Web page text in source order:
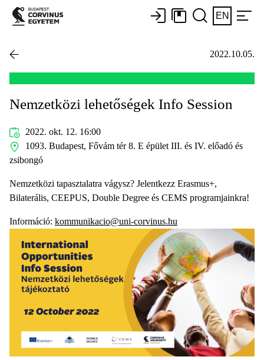
EN
2022.10.05.
Nemzetközi lehetőségek Info Session
2022. okt. 12. 16:00
1093. Budapest, Fővám tér 8. E épület III. és IV. előadó és
zsibongó
Nemzetközi tapasztalatra vágysz? Jelentkezz Erasmus+,
Bilaterális, CEEPUS, Double Degree és CEMS programjainkra!
Információ: kommunikacio@uni-corvinus.hu